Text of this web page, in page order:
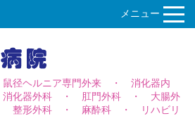
メニュー
ヘルニア専門外来 ・ 消化器内
化器外科 ・ 肛門外科 ・ 大腸外
整形外科 ・ 麻酔科 ・ リハビリ